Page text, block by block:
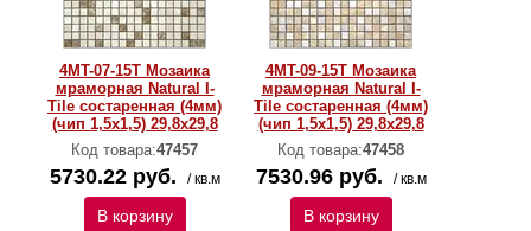
4MT-07-15T Мозаика
мраморная Natural I-
Тilе состаренная (4мм)
(чип 1,5x1,5) 29,8х29,8
Код товара:47457
5730.22 руб. / кв.м
В корзину
4MT-09-15T Мозаика
мраморная Natural I-
Тilе состаренная (4мм)
(чип 1,5x1,5) 29,8х29,8
Код товара:47458
7530.96 руб. / кв.м
В корзину